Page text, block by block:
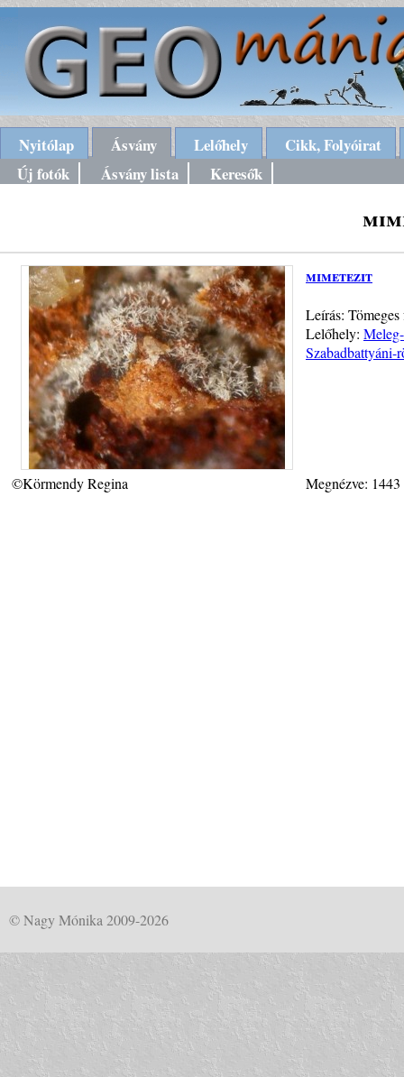
Nyitólap Ásvány Lelőhely
Cikk, Folyóirat
Új fotók
Ásvány lista Keresők
mimetezit
Leírás:
Lelőhely:
Szabadbattyáni-
©Körmendy Regina Megnézve:
© Nagy Mónika 2009-2026